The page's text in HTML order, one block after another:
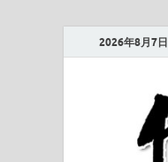
2026年8月7日